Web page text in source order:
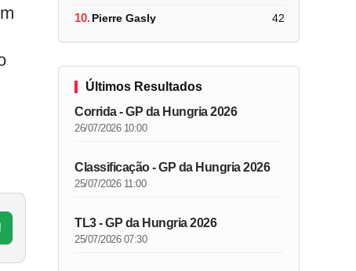
10.Pierre Gasly 42
Últimos Resultados
Corrida - GP da Hungria 2026
26/07/2026 10:00
Classificação - GP da Hungria 2026
25/07/2026 11:00
TL3 - GP da Hungria 2026
25/07/2026 07:30